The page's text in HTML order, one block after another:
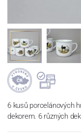
6 kusů porcelánových
dekorem. 6 různých